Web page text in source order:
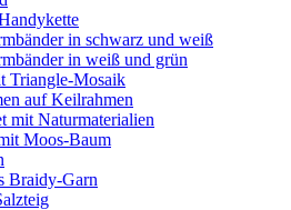
in schwarz und weiß
in weiß und grün
Triangle-Mosaik
auf Keilrahmen
mit Naturmaterialien
Moos-Baum
Braidy-Garn